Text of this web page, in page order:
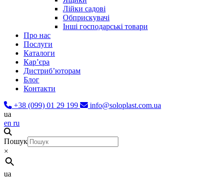
Лійки садові
Обприскувачі
Інші господарські товари
Про нас
Послуги
Каталоги
Карʼєра
Дистриб’юторам
Блог
Контакти
+38 (099) 01 29 199
info@soloplast.com.ua
ua
en ru
Пошук
×
ua